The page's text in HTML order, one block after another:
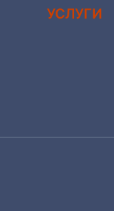
УСЛУГИ